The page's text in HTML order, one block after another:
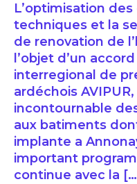
L’optimisation
techniques et la
de renovation de
l’objet d’un
interregional de
ardéchois
incontournable
aux batiments
implante a
important
continue avec la